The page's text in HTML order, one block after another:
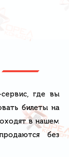
где вы
билеты на
в нашем
без